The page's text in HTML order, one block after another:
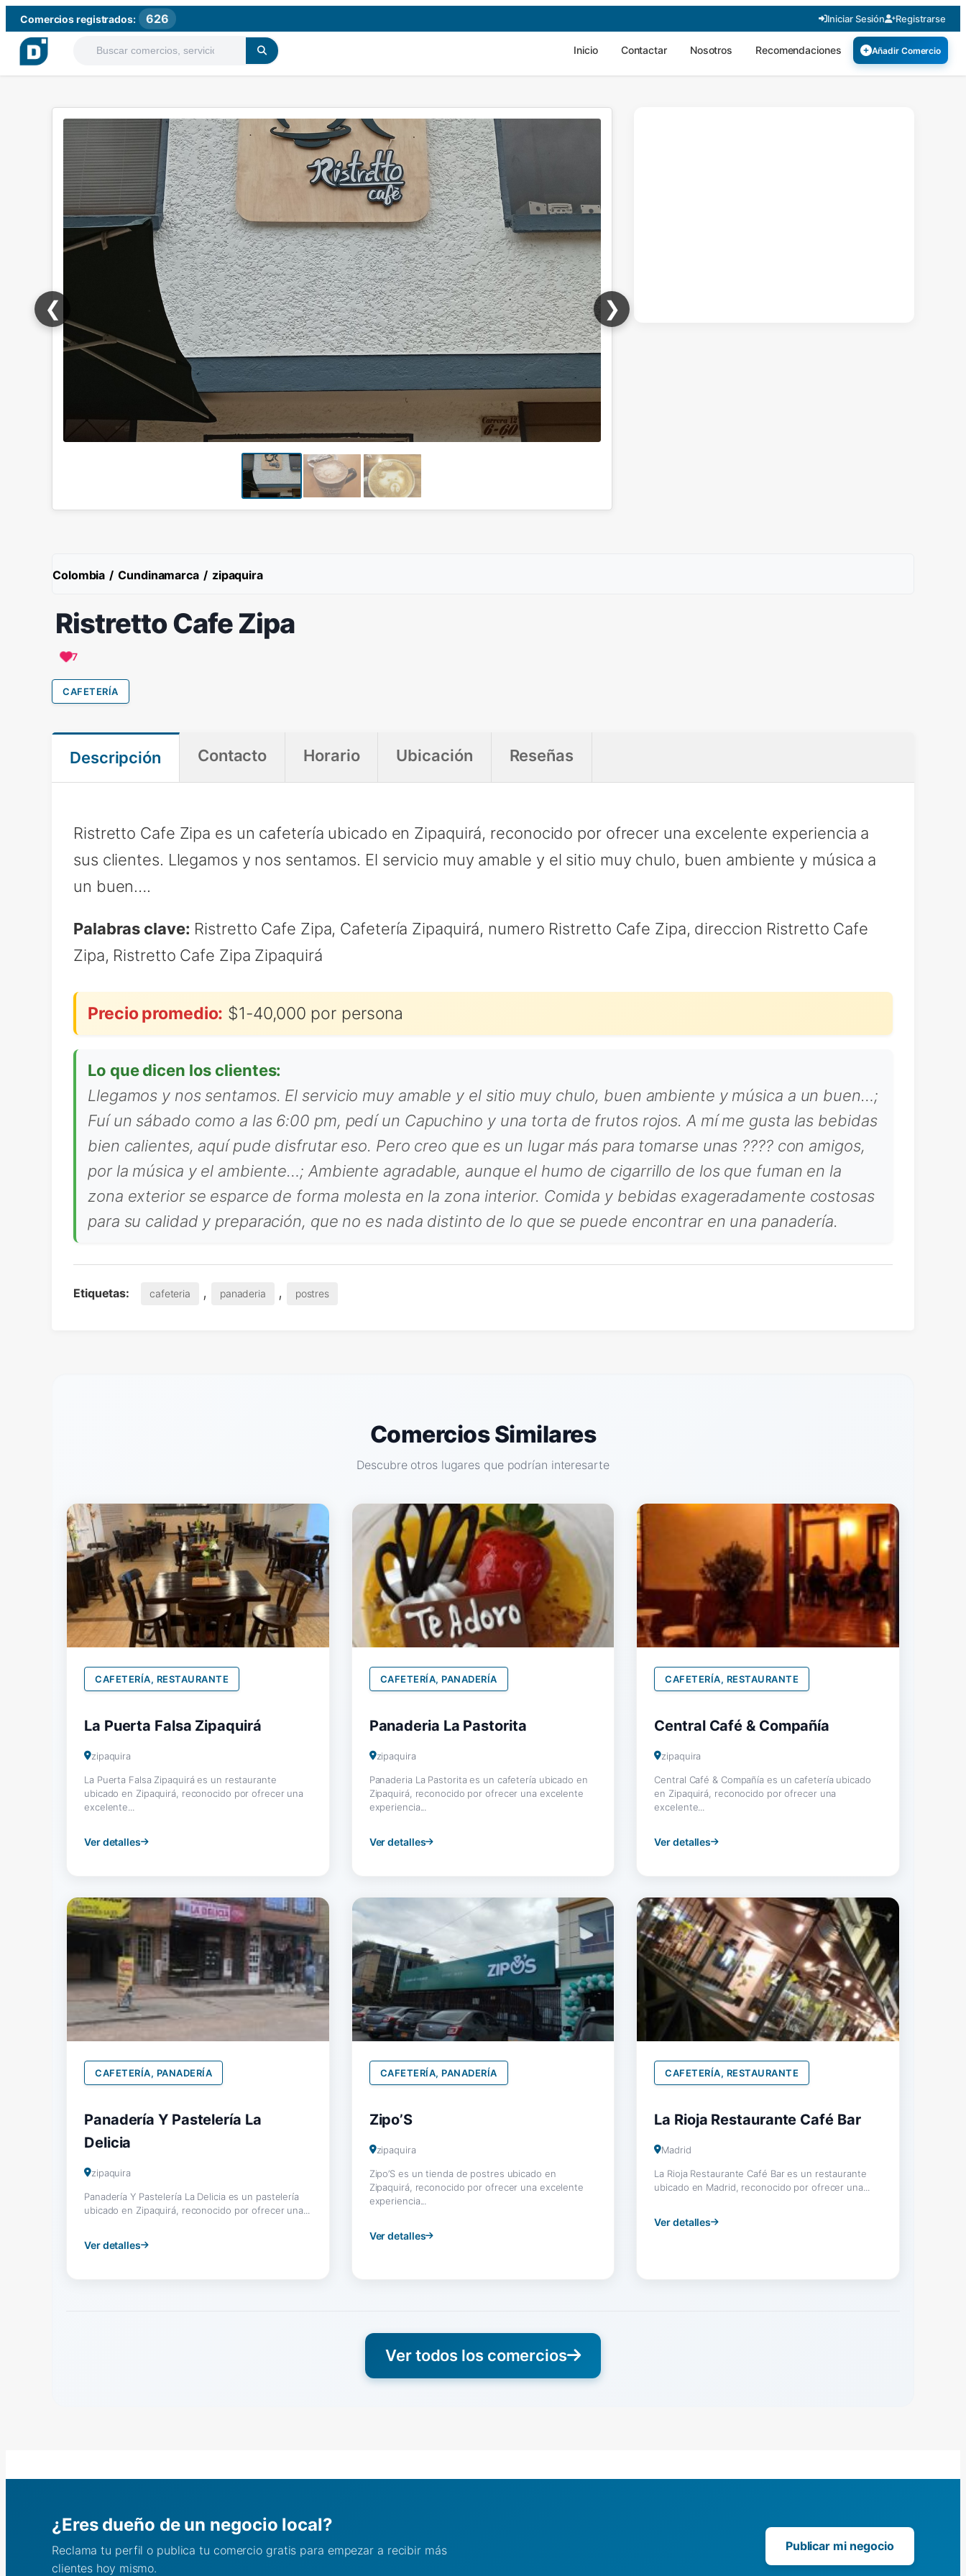
Comercios registrados: 626 Iniciar Sesión Registrarse
Inicio Contactar Nosotros Recomendaciones Añadir Comercio
❮ ❯
Colombia / Cundinamarca / zipaquira
Ristretto Cafe Zipa
7
CAFETERÍA
Descripción Contacto Horario Ubicación Reseñas
Ristretto Cafe Zipa es un cafetería ubicado en Zipaquirá, reconocido por ofrecer una excelente experiencia a
sus clientes. Llegamos y nos sentamos. El servicio muy amable y el sitio muy chulo, buen ambiente y música a
un buen….
Palabras clave: Ristretto Cafe Zipa, Cafetería Zipaquirá, numero Ristretto Cafe Zipa, direccion Ristretto Cafe
Zipa, Ristretto Cafe Zipa Zipaquirá
Precio promedio: $1-40,000 por persona
Lo que dicen los clientes:
Llegamos y nos sentamos. El servicio muy amable y el sitio muy chulo, buen ambiente y música a un buen…;
Fuí un sábado como a las 6:00 pm, pedí un Capuchino y una torta de frutos rojos. A mí me gusta las bebidas
bien calientes, aquí pude disfrutar eso. Pero creo que es un lugar más para tomarse unas ???? con amigos,
por la música y el ambiente…; Ambiente agradable, aunque el humo de cigarrillo de los que fuman en la
zona exterior se esparce de forma molesta en la zona interior. Comida y bebidas exageradamente costosas
para su calidad y preparación, que no es nada distinto de lo que se puede encontrar en una panadería.
Etiquetas: cafeteria , panaderia , postres
Comercios Similares
Descubre otros lugares que podrían interesarte
CAFETERÍA, RESTAURANTE
La Puerta Falsa Zipaquirá
zipaquira
La Puerta Falsa Zipaquirá es un restaurante
ubicado en Zipaquirá, reconocido por ofrecer una
excelente...
Ver detalles
CAFETERÍA, PANADERÍA
Panaderia La Pastorita
zipaquira
Panaderia La Pastorita es un cafetería ubicado en
Zipaquirá, reconocido por ofrecer una excelente
experiencia...
Ver detalles
CAFETERÍA, RESTAURANTE
Central Café & Compañía
zipaquira
Central Café & Compañía es un cafetería ubicado
en Zipaquirá, reconocido por ofrecer una
excelente...
Ver detalles
CAFETERÍA, PANADERÍA
Panadería Y Pastelería La
Delicia
zipaquira
Panadería Y Pastelería La Delicia es un pastelería
ubicado en Zipaquirá, reconocido por ofrecer una...
Ver detalles
CAFETERÍA, PANADERÍA
Zipo’S
zipaquira
Zipo’S es un tienda de postres ubicado en
Zipaquirá, reconocido por ofrecer una excelente
experiencia...
Ver detalles
CAFETERÍA, RESTAURANTE
La Rioja Restaurante Café Bar
Madrid
La Rioja Restaurante Café Bar es un restaurante
ubicado en Madrid, reconocido por ofrecer una...
Ver detalles
Ver todos los comercios
¿Eres dueño de un negocio local?
Reclama tu perfil o publica tu comercio gratis para empezar a recibir más
clientes hoy mismo.
Publicar mi negocio